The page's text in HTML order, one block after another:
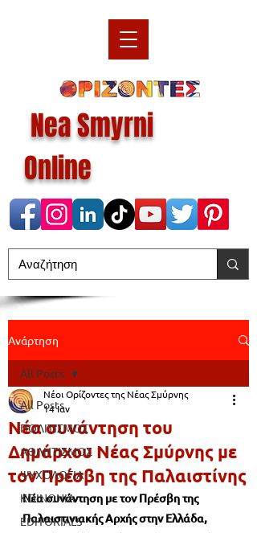
Nea Smyrni
Online
Ανάρτηση
All Posts
ΠΟΛΙΤΙΣΜΟΣ
ΑΘΛΗΤΙΣΜΟΣ
ΨΥΧΟΛΟΓΙΑ
ΚΟΙΝΩΝΙΑ
EDITORIALS
All Posts
Νέα συνάντηση του
Δημάρχου Νέας Σμύρνης με
τον Πρέσβη της Παλαιστίνης
Νέοι Ορίζοντες της Νέας Σμύρνης
14 Ιαν
Νέα συνάντηση με τον Πρέσβη της
Παλαιστινιακής Αρχής στην Ελλάδα,